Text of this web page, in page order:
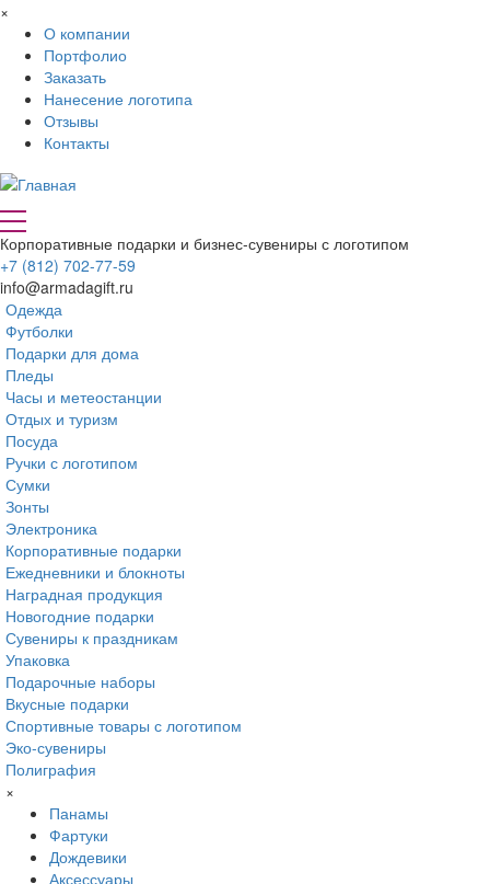
Перейти к основному содержанию
×
О компании
Портфолио
Заказать
Нанесение логотипа
Отзывы
Контакты
Корпоративные подарки и бизнес-сувениры с логотипом
+7 (812) 702-77-59
info@armadagift.ru
Одежда
Футболки
Подарки для дома
Пледы
Часы и метеостанции
Отдых и туризм
Посуда
Ручки с логотипом
Сумки
Зонты
Электроника
Корпоративные подарки
Ежедневники и блокноты
Наградная продукция
Новогодние подарки
Сувениры к праздникам
Упаковка
Подарочные наборы
Вкусные подарки
Спортивные товары с логотипом
Эко-сувениры
Полиграфия
×
Панамы
Фартуки
Дождевики
Аксессуары